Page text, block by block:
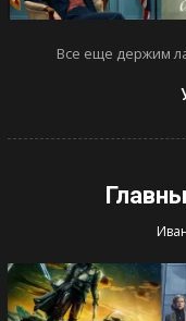
Все еще держим